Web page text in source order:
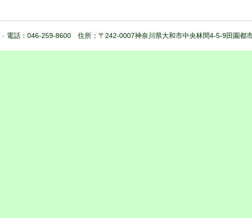
電話：046-259-8600 住所：〒242-0007神奈川県大和市中央林間4-5-9田園都